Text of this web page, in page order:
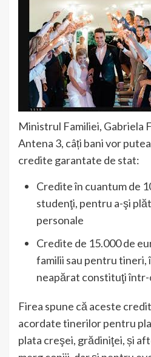
Ministrul Familiei, Gabriela
Antena 3, câți bani vor
credite garantate de stat:
Credite în cuantum de
studenţi, pentru a-şi
personale
Credite de 15.000 de
familii sau pentru tineri,
neapărat constituţi într-
Firea spune că aceste
acordate tinerilor pentru
plata creşei, grădiniţei, și